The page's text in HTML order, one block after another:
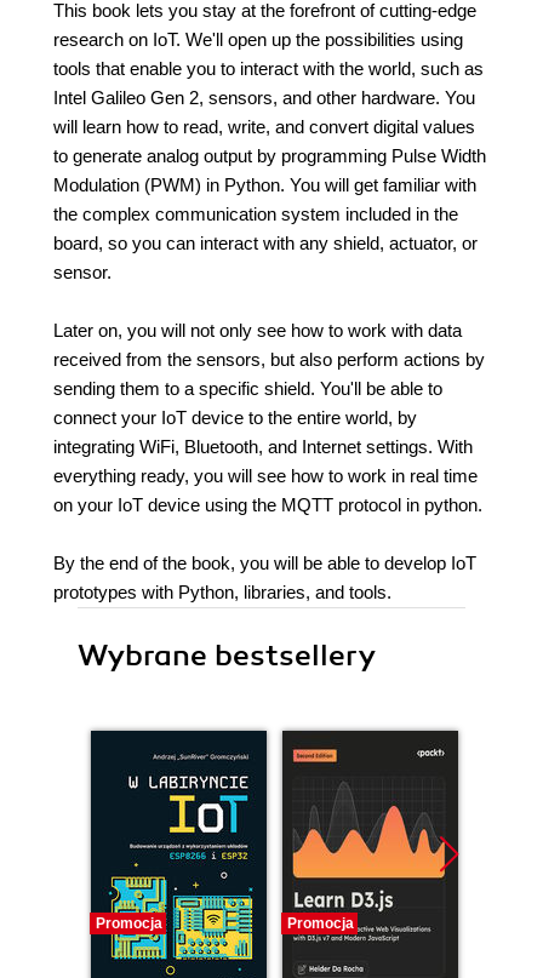
This book lets you stay at the forefront of cutting-edge
research on IoT. We'll open up the possibilities using
tools that enable you to interact with the world, such as
Intel Galileo Gen 2, sensors, and other hardware. You
will learn how to read, write, and convert digital values
to generate analog output by programming Pulse Width
Modulation (PWM) in Python. You will get familiar with
the complex communication system included in the
board, so you can interact with any shield, actuator, or
sensor.
Later on, you will not only see how to work with data
received from the sensors, but also perform actions by
sending them to a specific shield. You'll be able to
connect your IoT device to the entire world, by
integrating WiFi, Bluetooth, and Internet settings. With
everything ready, you will see how to work in real time
on your IoT device using the MQTT protocol in python.
By the end of the book, you will be able to develop IoT
prototypes with Python, libraries, and tools.
Wybrane bestsellery
Promocja Promocja